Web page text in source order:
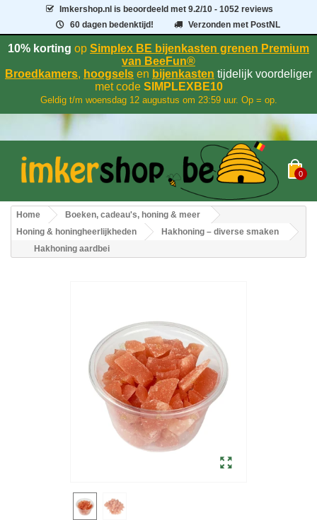
Imkershop.nl is beoordeeld met9.2/10 - 1052 reviews
60 dagen bedenktijd!
Verzonden met PostNL
10% korting op Simplex BE bijenkasten grenen Premium
van BeeFun®
Broedkamers, hoogsels en bijenkasten tijdelijk voordeliger
met codeSIMPLEXBE10
Geldig t/m woensdag 12 augustus om 23:59 uur. Op = op.
0
Home
Boeken, cadeau's, honing & meer
Honing & honingheerlijkheden
Hakhoning – diverse smaken
Hakhoning aardbei